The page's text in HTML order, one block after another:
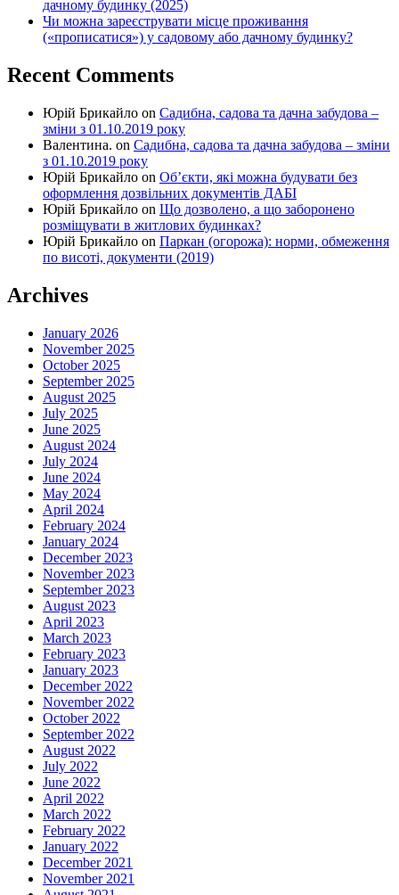
дачному будинку (2025)
Чи можна зареєструвати місце проживання
(«прописатися») у садовому або дачному будинку?
Recent Comments
Юрій Брикайло on Садибна, садова та дачна забудова –
зміни з 01.10.2019 року
Валентина. on Садибна, садова та дачна забудова – зміни
з 01.10.2019 року
Юрій Брикайло on Об’єкти, які можна будувати без
оформлення дозвільних документів ДАБІ
Юрій Брикайло on Що дозволено, а що заборонено
розміщувати в житлових будинках?
Юрій Брикайло on Паркан (огорожа): норми, обмеження
по висоті, документи (2019)
Archives
January 2026
November 2025
October 2025
September 2025
August 2025
July 2025
June 2025
August 2024
July 2024
June 2024
May 2024
April 2024
February 2024
January 2024
December 2023
November 2023
September 2023
August 2023
April 2023
March 2023
February 2023
January 2023
December 2022
November 2022
October 2022
September 2022
August 2022
July 2022
June 2022
April 2022
March 2022
February 2022
January 2022
December 2021
November 2021